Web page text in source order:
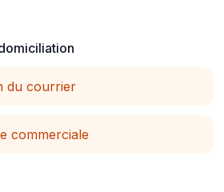
du courrier
commerciale